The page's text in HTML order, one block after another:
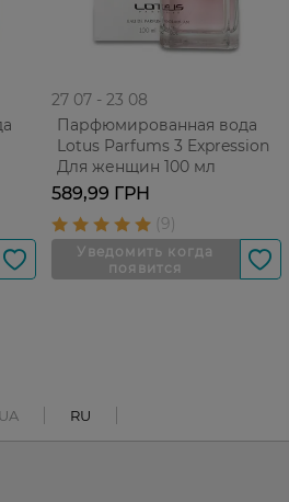
27 07 - 23 08
Парфюмированная вода
Lotus Parfums 3 Expression
Для женщин 100 мл
589,99 ГРН
UA RU